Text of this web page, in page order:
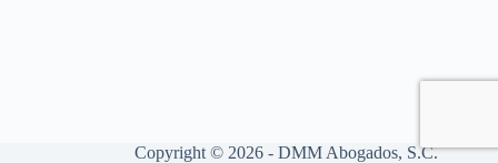
Copyright © 2026 - DMM Abogados, S.C.